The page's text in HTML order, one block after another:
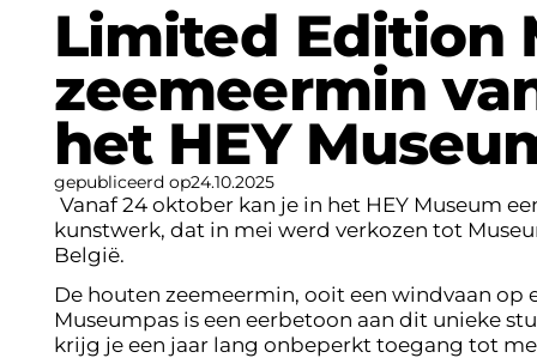
Limited Edition
zeemeermin
het HEY
gepubliceerd op24.10.2025
Vanaf 24 oktober kan je in het HEY Museum
kunstwerk, dat in mei werd verkozen tot
België.
De houten zeemeermin, ooit een windvaan op
Museumpas is een eerbetoon aan dit unieke
krijg je een jaar lang onbeperkt toegang tot